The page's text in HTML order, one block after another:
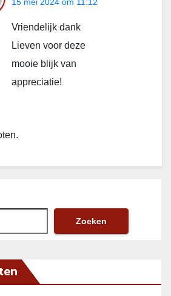
15 mei 2024 om 11:12
Vriendelijk dank
Lieven voor deze
mooie blijk van
appreciatie!
Zoeken